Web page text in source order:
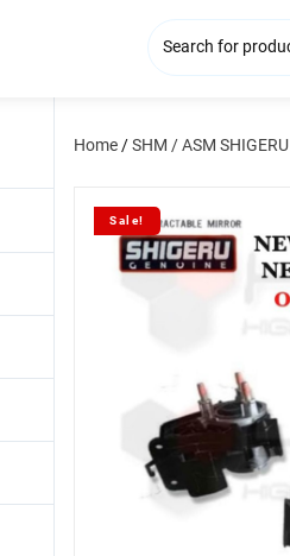
Home/SHM / ASM SHIGERU
Sale!